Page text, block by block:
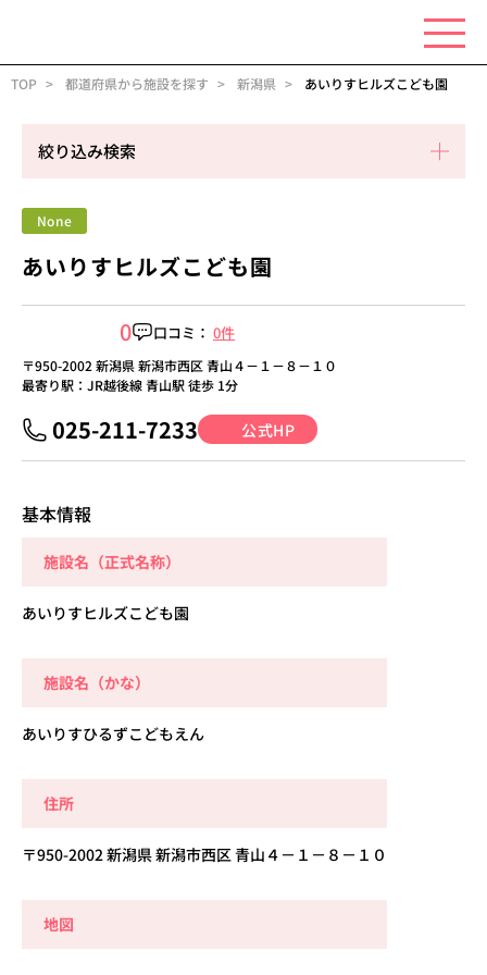
TOP 都道府県から施設を探す 新潟県 あいりすヒルズこども園
絞り込み検索
None
あいりすヒルズこども園
0 口コミ： 0件
〒950-2002 新潟県 新潟市西区 青山４－１－８－１０
最寄り駅：JR越後線 青山駅 徒歩 1分
025-211-7233 公式HP
基本情報
施設名（正式名称）
あいりすヒルズこども園
施設名（かな）
あいりすひるずこどもえん
住所
〒950-2002 新潟県 新潟市西区 青山４－１－８－１０
地図